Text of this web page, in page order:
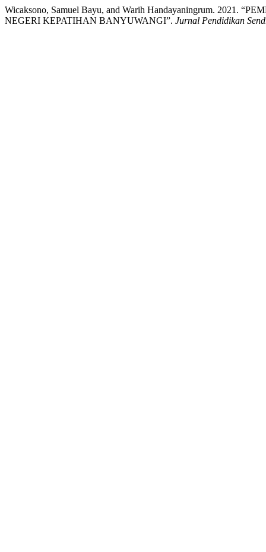
Wicaksono, Samuel Bayu, and Warih Handayaningrum. 2021.
NEGERI KEPATIHAN BANYUWANGI”. Jurnal Pendidikan